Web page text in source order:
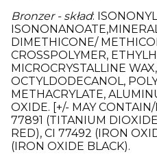
Bronzer - skład: ISONONYL
DIMETHICONE/
CROSSPOLYMER,
MICROCRYSTALLINE
OCTYLDODECANOL,
METHACRYLATE,
OXIDE. [+/- MAY
77891 (TITANIUM
RED), CI 77492 (IRON
(IRON OXIDE BLACK).